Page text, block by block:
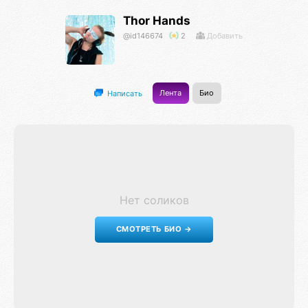
Thor Hands
@id146674 2 Добавить
Написать Лента Био
Нет соликов
СМОТРЕТЬ БИО →